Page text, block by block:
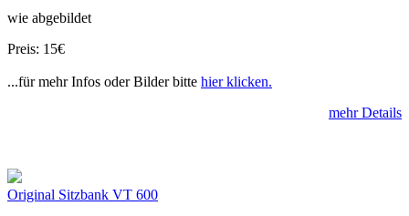
wie abgebildet
Preis: 15€
...für mehr Infos oder Bilder bitte hier klicken.
mehr Details
Original Sitzbank VT 600